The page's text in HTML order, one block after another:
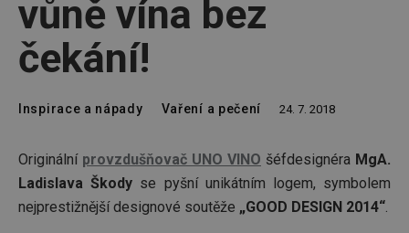
vůně vína bez
čekání!
Inspirace a nápady Vaření a pečení 24. 7. 2018
Originální provzdušňovač UNO VINO šéfdesignéra MgA.
Ladislava Škody se pyšní unikátním logem, symbolem
nejprestižnější designové soutěže „GOOD DESIGN 2014“.